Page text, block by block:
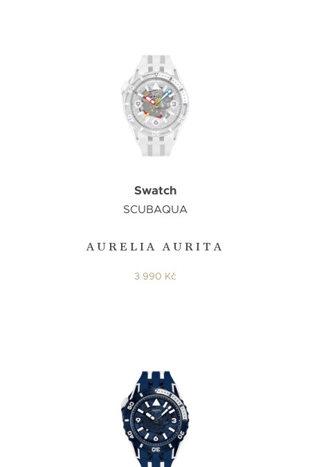
AURELIA AURITA
Swatch
SCUBAQUA
3 990 Kč